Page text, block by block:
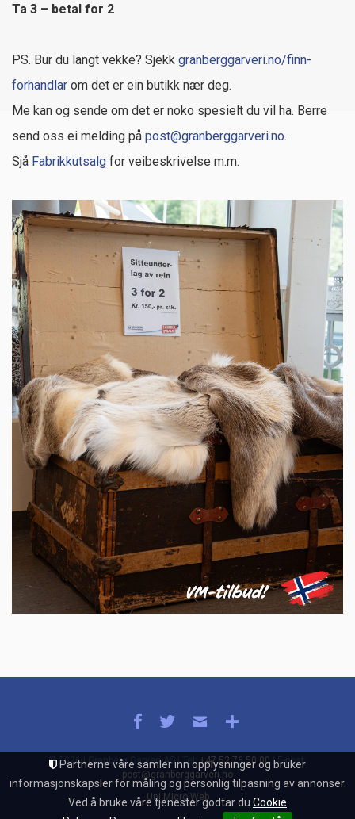
Partnerne våre samler inn opplysninger og bruker
informasjonskapsler for måling og personlig tilpasning av annonser.
Ved å bruke våre tjenester godtar du Cookie
Ta 3 – betal for 2
PS. Bur du langt vekke? Sjekk granberggarveri.no/finn-
forhandlar om det er ein butikk nær deg.
Me kan og sende om det er noko spesielt du vil ha. Berre
send oss ei melding på post@granberggarveri.no.
Sjå Fabrikkutsalg for veibeskrivelse m.m.
© 2026 | Granberg Garveri AS | Tel:+47 52 76 50 00 | E-post:
post@granberggarveri.no
Uni Micro Web